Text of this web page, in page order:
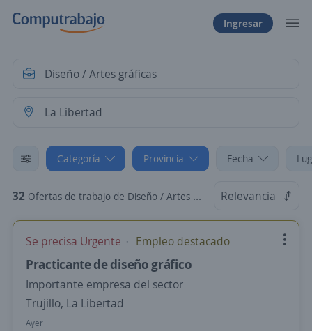
Ingresar
Categoría Provincia Fecha
32 Ofertas de trabajo de Diseño / Artes gráficas en La Libertad Relevancia
Se precisa Urgente Empleo destacado
Practicante de diseño gráfico
Importante empresa del sector
Trujillo, La Libertad
Ayer